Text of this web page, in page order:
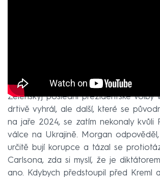
Zelenskyj poslední prezidentské volby
drtivě vyhrál, ale další, které se
na jaře 2024, se zatím nekonaly kvůli
válce na Ukrajině. Morgan
určitě bují korupce a tázal se
Carlsona, zda si myslí, že je
ano. Kdybych předstoupil před Kreml